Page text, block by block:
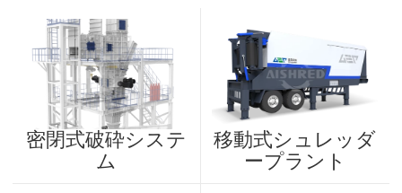
密閉式破砕システ
ム
移動式シュレッダ
ープラント